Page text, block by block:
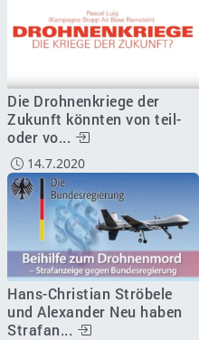
Die Drohnenkriege der
Zukunft könnten von teil-
oder vo...
14.7.2020
Hans-Christian Ströbele
und Alexander Neu haben
Strafan...